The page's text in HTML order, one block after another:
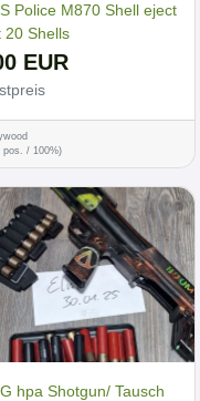
Police M870 Shell eject
20 Shells
EUR
pos. / 100%)
hpa Shotgun/ Tausch